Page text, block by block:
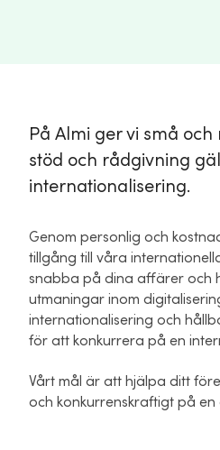
På Almi ger vi små
stöd och rådgivning
internationalisering.
Genom personlig och
tillgång till våra
snabba på dina affärer och
utmaningar inom
internationalisering och
för att konkurrera på en
Vårt mål är att hjälpa ditt
och konkurrenskraftigt på